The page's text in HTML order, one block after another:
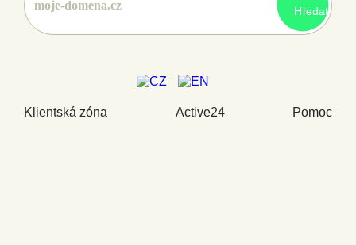
Klientská zóna Active24 Pomoc